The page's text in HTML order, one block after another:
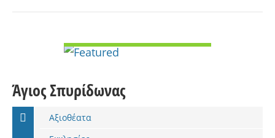
Άγιος Σπυρίδωνας
Αξιοθέατα